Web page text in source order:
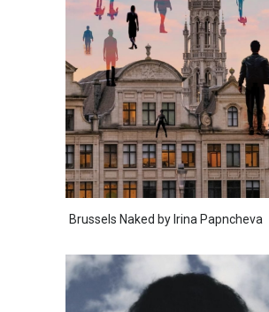
Brussels Naked by Irina Papncheva